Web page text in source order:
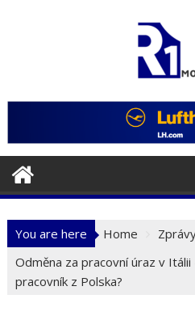
You are here Home
Odměna za pracovní úraz v
pracovník z Polska?